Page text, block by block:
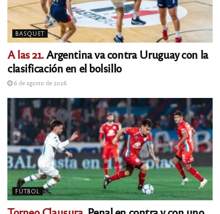
BASQUET
A las 21.Argentina va contra Uruguay con la
clasificación en el bolsillo
6 de agosto de 2026
FÚTBOL